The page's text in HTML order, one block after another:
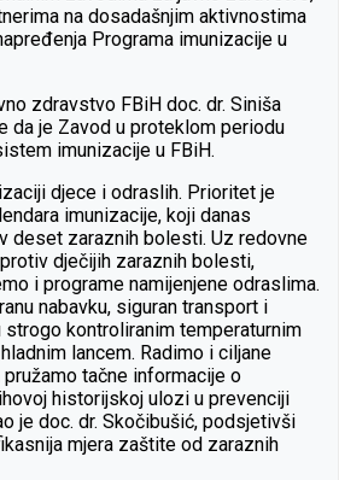
na dosadašnjim aktivnostima
Programa imunizacije u
zdravstvo FBiH doc. dr. Siniša
da je Zavod u proteklom periodu
imunizacije u FBiH.
djece i odraslih. Prioritet je
imunizacije, koji danas
deset zaraznih bolesti. Uz redovne
dječijih zaraznih bolesti,
i programe namijenjene odraslima.
nabavku, siguran transport i
strogo kontroliranim temperaturnim
lancem. Radimo i ciljane
tačne informacije o
historijskoj ulozi u prevenciji
je doc. dr. Skočibušić, podsjetivši
mjera zaštite od zaraznih